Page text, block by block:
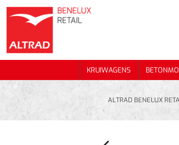
KRUIWAGENS
KRUIWAGENS
ALTRAD BENELUX